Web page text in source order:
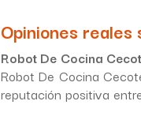
Opiniones
Robot De Cocina
Robot De Cocina
reputación positiva